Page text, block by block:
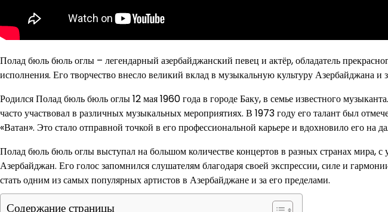
Полад бюль бюль оглы – легендарный азербайджанский певец и актёр, обладатель
исполнения. Его творчество внесло великий вклад в музыкальную культуру Азербайджана
Родился Полад бюль бюль оглы 12 мая 1960 года в городе Баку, в семье известного
часто участвовал в различных музыкальных мероприятиях. В 1973 году его талант был
«Ватан». Это стало отправной точкой в его профессиональной карьере и вдохновило его на
Полад бюль бюль оглы выступал на большом количестве концертов в разных странах мира, с
Азербайджан. Его голос запомнился слушателям благодаря своей экспрессии, силе и
стать одним из самых популярных артистов в Азербайджане и за его пределами.
Содержание страницы